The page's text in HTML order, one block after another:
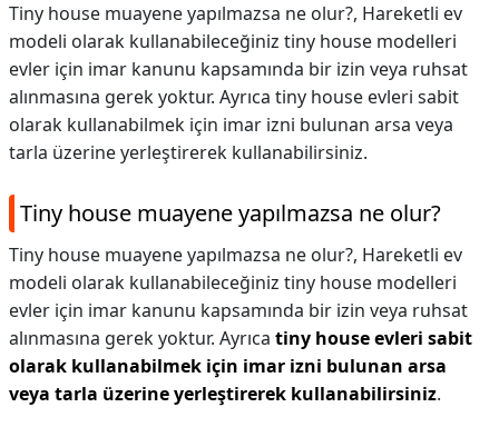
Tiny house muayene yapılmazsa ne olur?, Hareketli ev
modeli olarak kullanabileceğiniz tiny house modelleri
evler için imar kanunu kapsamında bir izin veya ruhsat
alınmasına gerek yoktur. Ayrıca tiny house evleri sabit
olarak kullanabilmek için imar izni bulunan arsa veya
tarla üzerine yerleştirerek kullanabilirsiniz.
Tiny house muayene yapılmazsa ne olur?
Tiny house muayene yapılmazsa ne olur?, Hareketli ev
modeli olarak kullanabileceğiniz tiny house modelleri
evler için imar kanunu kapsamında bir izin veya ruhsat
alınmasına gerek yoktur. Ayrıca tiny house evleri sabit
olarak kullanabilmek için imar izni bulunan arsa
veya tarla üzerine yerleştirerek kullanabilirsiniz.